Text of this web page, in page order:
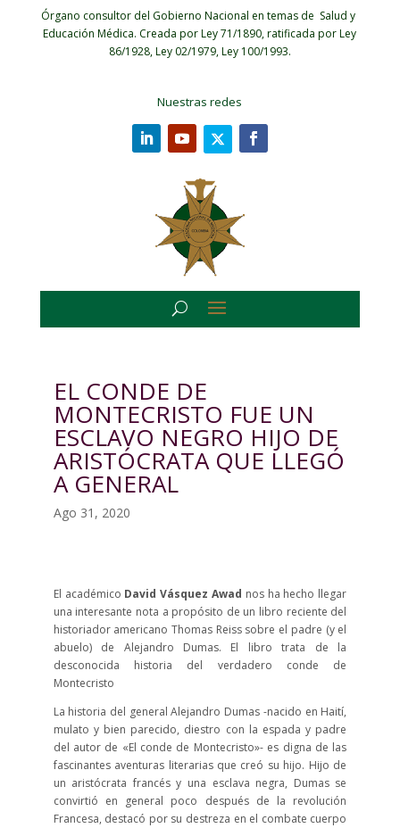
Órgano consultor del Gobierno Nacional en temas de Salud y
Educación Médica. Creada por Ley 71/1890, ratificada por Ley
86/1928, Ley 02/1979, Ley 100/1993.
Nuestras redes
EL CONDE DE
MONTECRISTO FUE UN
ESCLAVO NEGRO HIJO DE
ARISTÓCRATA QUE LLEGÓ
A GENERAL
Ago 31, 2020
El académico David Vásquez Awad nos ha hecho llegar
una interesante nota a propósito de un libro reciente del
historiador americano Thomas Reiss sobre el padre (y el
abuelo) de Alejandro Dumas. El libro trata de la
desconocida historia del verdadero conde de
Montecristo
La historia del general Alejandro Dumas -nacido en Haití,
mulato y bien parecido, diestro con la espada y padre
del autor de «El conde de Montecristo»- es digna de las
fascinantes aventuras literarias que creó su hijo. Hijo de
un aristócrata francés y una esclava negra, Dumas se
convirtió en general poco después de la revolución
Francesa, destacó por su destreza en el combate cuerpo